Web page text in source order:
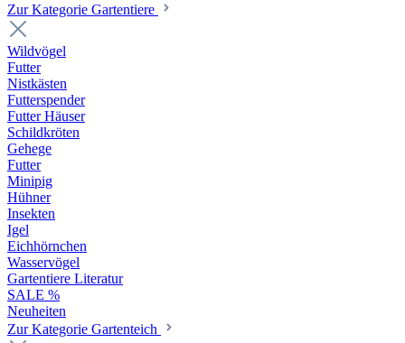
Zur Kategorie Gartentiere
Wildvögel
Futter
Nistkästen
Futterspender
Futter Häuser
Schildkröten
Gehege
Futter
Minipig
Hühner
Insekten
Igel
Eichhörnchen
Wasservögel
Gartentiere Literatur
SALE %
Neuheiten
Zur Kategorie Gartenteich